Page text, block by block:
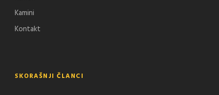
Kamini
Kontakt
SKORAŠNJI ČLANCI